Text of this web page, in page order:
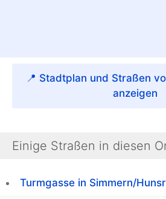
📍 Stadtplan und Straßen
anzeigen
Einige Straßen in diesen
Turmgasse in Simmern/